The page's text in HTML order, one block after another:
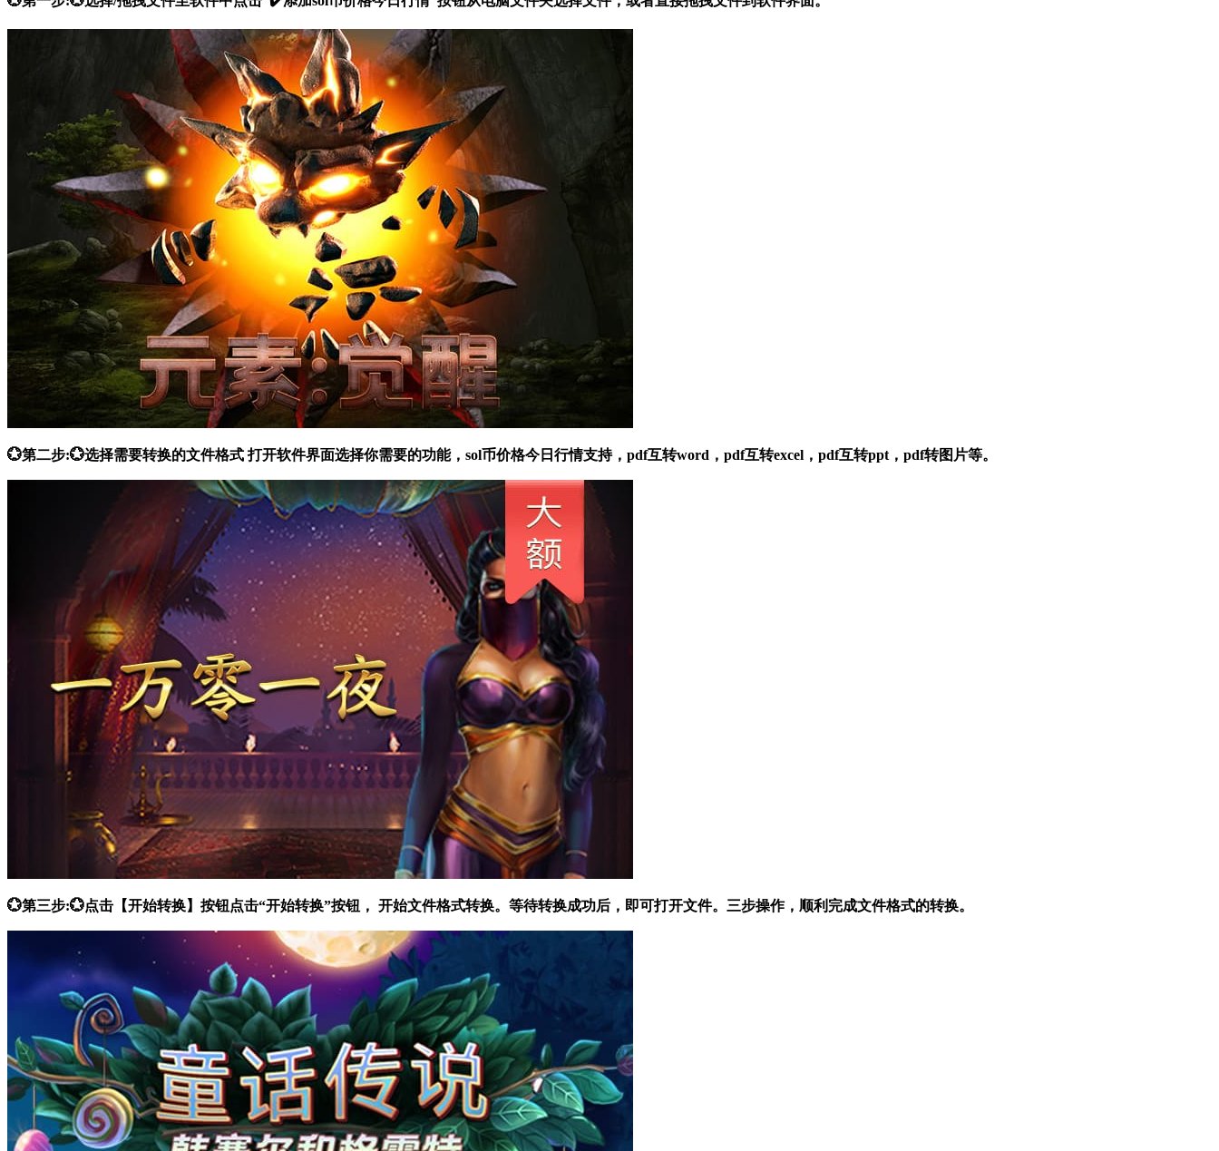
💮第二步:💮选择需要转换的文件格式 打开软件界面选择你需要的功能，sol币价格今日行情支持，pdf互转word，pdf互转excel，pdf互转ppt，pdf转图片等。
💮第三步:💮点击【开始转换】按钮点击“开始转换”按钮， 开始文件格式转换。等待转换成功后，即可打开文件。三步操作，顺利完成文件格式的转换。